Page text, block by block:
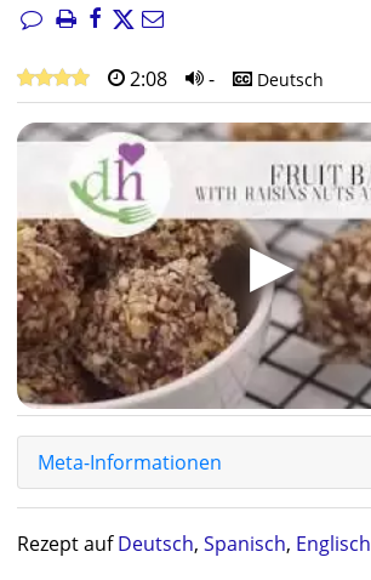
2:08 - Deutsch
▶
Meta-Informationen
Rezept aufDeutsch, Spanisch, Englisch